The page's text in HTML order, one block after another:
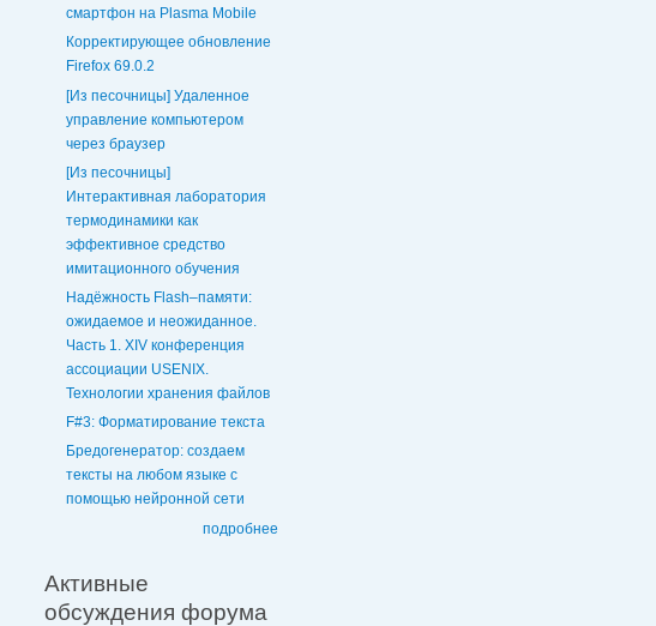
смартфон на Plasma Mobile
Корректирующее обновление
Firefox 69.0.2
[Из песочницы] Удаленное
управление компьютером
через браузер
[Из песочницы]
Интерактивная лаборатория
термодинамики как
эффективное средство
имитационного обучения
Надёжность Flash–памяти:
ожидаемое и неожиданное.
Часть 1. XIV конференция
ассоциации USENIX.
Технологии хранения файлов
F#3: Форматирование текста
Бредогенератор: создаем
тексты на любом языке с
помощью нейронной сети
подробнее
Активные
обсуждения форума